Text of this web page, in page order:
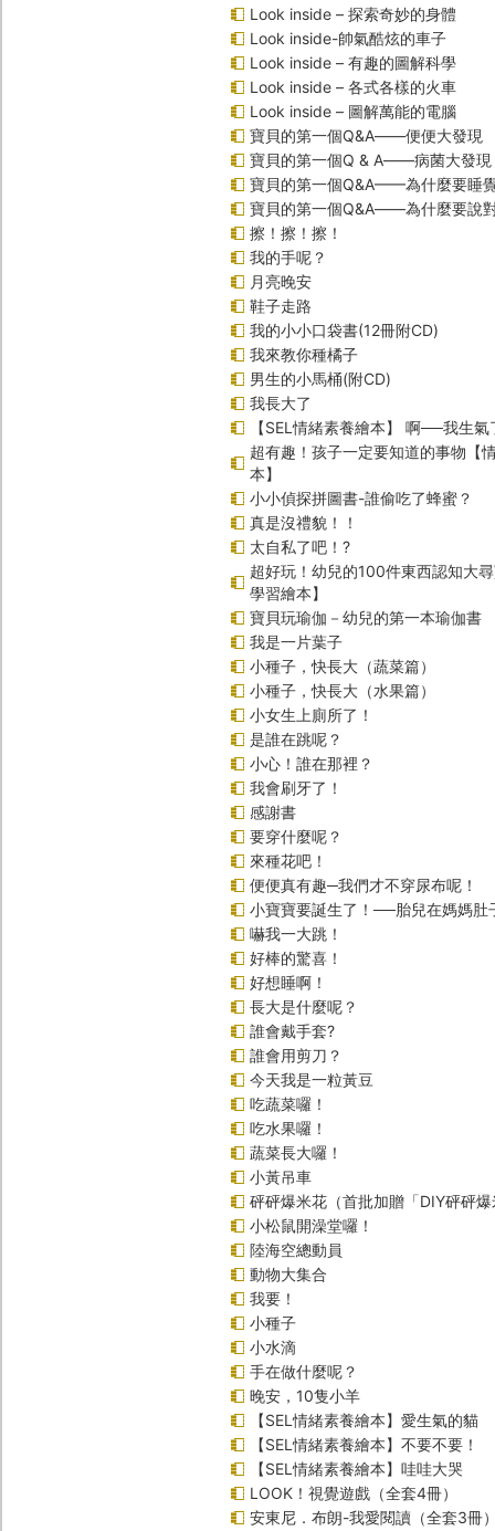
Look inside – 探索奇妙的身體
Look inside-帥氣酷炫的車子
Look inside – 有趣的圖解科學
Look inside – 各式各樣的火車
Look inside – 圖解萬能的電腦
寶貝的第一個Q&A――便便大發現
寶貝的第一個Q & A――病菌大發現
寶貝的第一個Q&A——為什麼要睡
寶貝的第一個Q&A――為什麼要說
擦！擦！擦！
我的手呢？
月亮晚安
鞋子走路
我的小小口袋書(12冊附CD)
我來教你種橘子
男生的小馬桶(附CD)
我長大了
【SEL情緒素養繪本】 啊──我生
超有趣！孩子一定要知道的事物【
本】
小小偵探拼圖書-誰偷吃了蜂蜜？
真是沒禮貌！！
太自私了吧！?
超好玩！幼兒的100件東西認知大
學習繪本】
寶貝玩瑜伽－幼兒的第一本瑜伽書
我是一片葉子
小種子，快長大（蔬菜篇）
小種子，快長大（水果篇）
小女生上廁所了！
是誰在跳呢？
小心！誰在那裡？
我會刷牙了！
感謝書
要穿什麼呢？
來種花吧！
便便真有趣─我們才不穿尿布呢！
小寶寶要誕生了！──胎兒在媽媽肚
嚇我一大跳！
好棒的驚喜！
好想睡啊！
長大是什麼呢？
誰會戴手套?
誰會用剪刀？
今天我是一粒黃豆
吃蔬菜囉！
吃水果囉！
蔬菜長大囉！
小黃吊車
砰砰爆米花（首批加贈「DIY砰砰
小松鼠開澡堂囉！
陸海空總動員
動物大集合
我要！
小種子
小水滴
手在做什麼呢？
晚安，10隻小羊
【SEL情緒素養繪本】愛生氣的貓
【SEL情緒素養繪本】不要不要！
【SEL情緒素養繪本】哇哇大哭
LOOK！視覺遊戲（全套4冊）
安東尼．布朗-我愛閱讀（全套3冊